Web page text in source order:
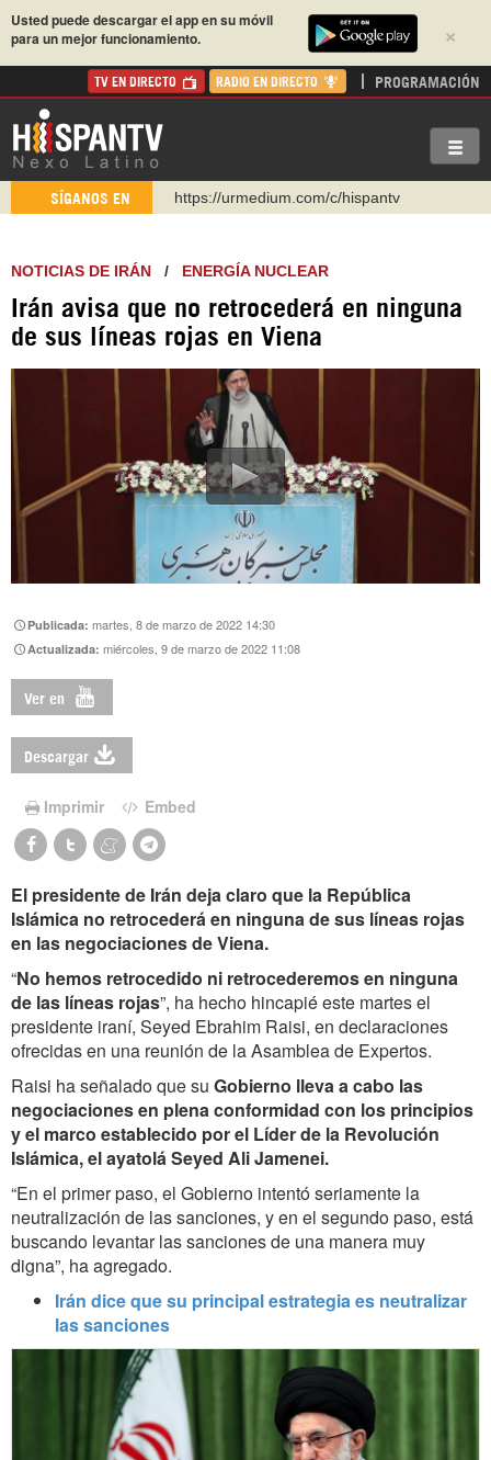
×
Usted puede descargar el app en su móvil
para un mejor funcionamiento.
TV EN DIRECTO RADIO EN DIRECTO PROGRAMACIÓN
SÍGANOS EN
https://urmedium.com/c/hispantv
Instagram como: hispan_tv
https://www.facebook.com/Nexolatino.Canal
https://www.youtube.com/@nexo_latino
https://t.me/hispantvcanal
NOTICIAS DE IRÁN / ENERGÍA NUCLEAR
Irán avisa que no retrocederá en ninguna
de sus líneas rojas en Viena
Publicada:martes, 8 de marzo de 2022 14:30
Actualizada:miércoles, 9 de marzo de 2022 11:08
Ver en
Descargar
Imprimir Embed
El presidente de Irán deja claro que la República
Islámica no retrocederá en ninguna de sus líneas rojas
en las negociaciones de Viena.
“No hemos retrocedido ni retrocederemos en ninguna
de las líneas rojas”, ha hecho hincapié este martes el
presidente iraní, Seyed Ebrahim Raisi, en declaraciones
ofrecidas en una reunión de la Asamblea de Expertos.
Raisi ha señalado que su Gobierno lleva a cabo las
negociaciones en plena conformidad con los principios
y el marco establecido por el Líder de la Revolución
Islámica, el ayatolá Seyed Ali Jamenei.
“En el primer paso, el Gobierno intentó seriamente la
neutralización de las sanciones, y en el segundo paso, está
buscando levantar las sanciones de una manera muy
digna”, ha agregado.
Irán dice que su principal estrategia es neutralizar
las sanciones